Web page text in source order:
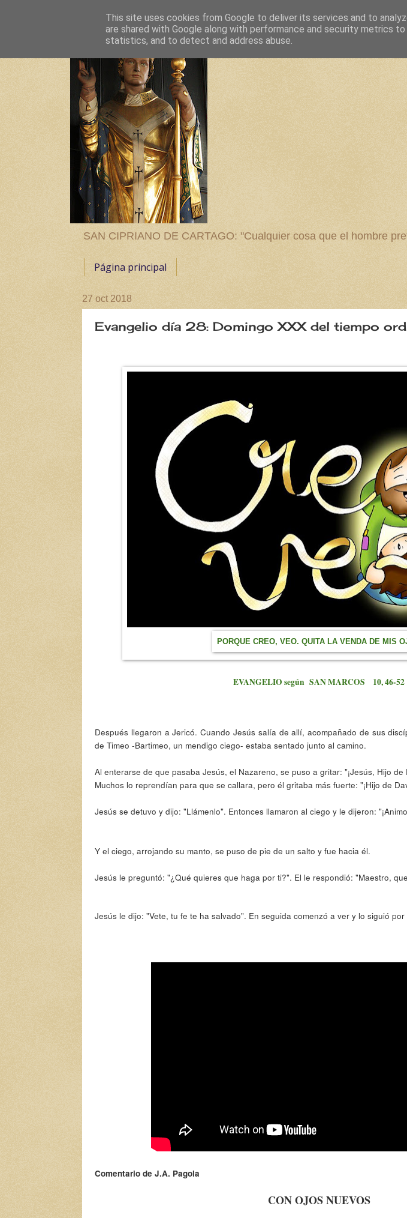
SAN CIPRIANO DE CARTAGO: "Cualquier cosa que el hombre
Página principal
27 oct 2018
Evangelio día 28: Domingo XXX del tiempo
PORQUE CREO, VEO. QUITA LA VENDA DE MIS
EVANGELIO según SAN MARCOS 10, 46-52
Después llegaron a Jericó. Cuando Jesús salía de allí, acompañado de sus
de Timeo -Bartimeo, un mendigo ciego- estaba sentado junto al camino.
Al enterarse de que pasaba Jesús, el Nazareno, se puso a gritar: "¡Jesús, Hijo
Muchos lo reprendían para que se callara, pero él gritaba más fuerte: "¡Hijo de
Jesús se detuvo y dijo: "Llámenlo". Entonces llamaron al ciego y le dijeron:
Y el ciego, arrojando su manto, se puso de pie de un salto y fue hacia él.
Jesús le preguntó: "¿Qué quieres que haga por ti?". El le respondió: "Maestro,
Jesús le dijo: "Vete, tu fe te ha salvado". En seguida comenzó a ver y lo siguió por
Comentario de J.A. Pagola
CON OJOS NUEVOS
This site uses cookies from Google to deliver its services and to
are shared with Google along with performance and security metrics
statistics, and to detect and address abuse.